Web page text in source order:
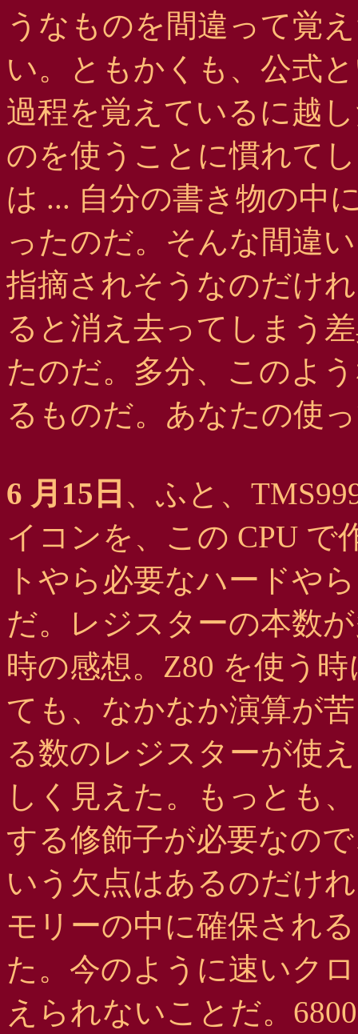
うなものを間違って覚
い。ともかくも、公式
過程を覚えているに越
のを使うことに慣れて
は ... 自分の書き物の中
ったのだ。そんな間違
指摘されそうなのだけ
ると消え去ってしまう
たのだ。多分、このよ
るものだ。あなたの使
6 月15日 、ふと、
イコンを、この CPU で
トやら必要なハードや
だ。レジスターの本数
時の感想。Z80 を使う
ても、なかなか演算が
る数のレジスターが使
しく見えた。もっとも
する修飾子が必要なの
いう欠点はあるのだけ
モリーの中に確保され
た。今のように速いク
えられないことだ。